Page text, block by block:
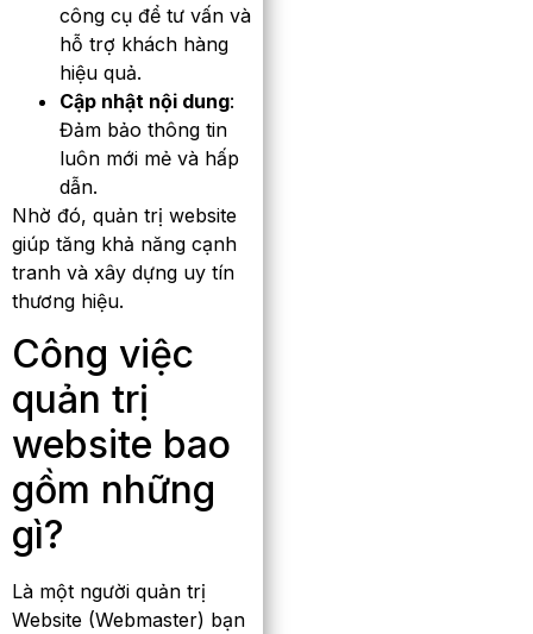
công cụ để tư vấn và
hỗ trợ khách hàng
hiệu quả.
Cập nhật nội dung:
Đảm bảo thông tin
luôn mới mẻ và hấp
dẫn.
Nhờ đó, quản trị website
giúp tăng khả năng cạnh
tranh và xây dựng uy tín
thương hiệu.
Công việc
quản trị
website bao
gồm những
gì?
Là một người quản trị
Website (Webmaster) bạn